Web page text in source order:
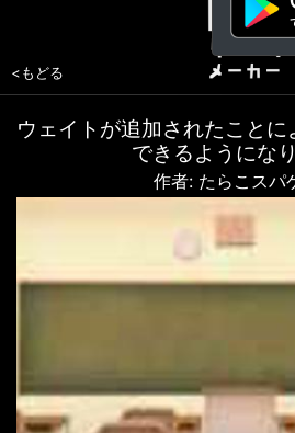
<もどる
ウェイトが追加されたこと
できるようにな
作者: たらこスパ